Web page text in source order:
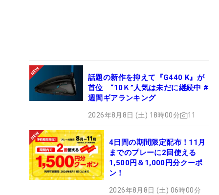
話題の新作を抑えて『G440 K』が
首位 “10Ｋ”人気は未だに継続中 #
週間ギアランキング
2026年8月8日 (土) 18時00分 11
4日間の期間限定配布！11月
までのプレーに2回使える
1,500円＆1,000円分クーポ
ン！
2026年8月8日 (土) 06時00分